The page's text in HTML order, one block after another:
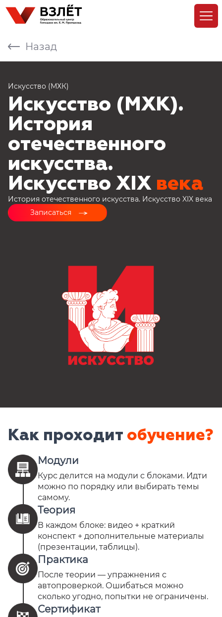
Назад
Искусство (МХК)
Искусство (МХК).
История
отечественного
искусства.
Искусство XIX века
История отечественного искусства. Искусство XIX века
Записаться
→
Как проходит обучение?
Модули
Курс делится на модули с блоками. Идти
можно по порядку или выбирать темы
самому.
Теория
В каждом блоке: видео + краткий
конспект + дополнительные материалы
(презентации, таблицы).
Практика
После теории — упражнения с
автопроверкой. Ошибаться можно
сколько угодно, попытки не ограничены.
Сертификат